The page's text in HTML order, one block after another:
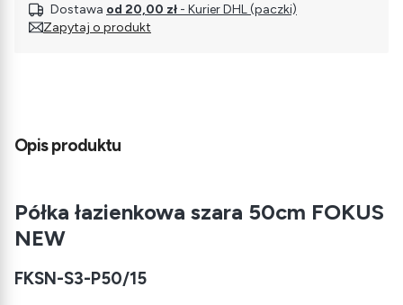
Dostawa od 20,00 zł - Kurier DHL (paczki)
Zapytaj o produkt
Opis produktu
Półka łazienkowa szara 50cm FOKUS
NEW
FKSN-S3-P50/15